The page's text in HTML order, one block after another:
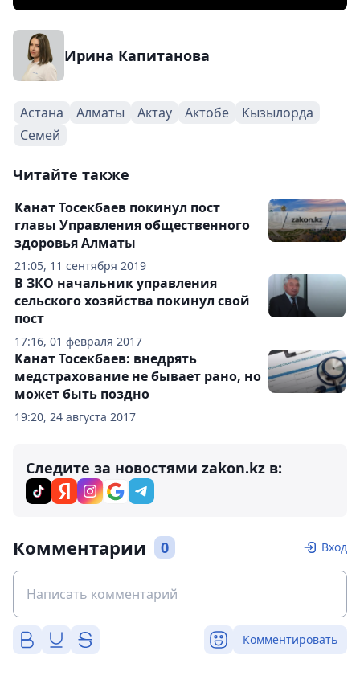
Ирина Капитанова
Астана Алматы Актау Актобе
Кызылорда
Семей
Читайте также
21:05, 11 сентября 2019
Канат Тосекбаев покинул пост
главы Управления общественного
здоровья Алматы
17:16, 01 февраля 2017
В ЗКО начальник управления
сельского хозяйства покинул свой
пост
19:20, 24 августа 2017
Канат Тосекбаев: внедрять
медстрахование не бывает рано, но
может быть поздно
Следите за новостями zakon.kz в:
Комментарии 0 Вход
Комментировать